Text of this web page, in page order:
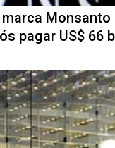
pagar US$ 66